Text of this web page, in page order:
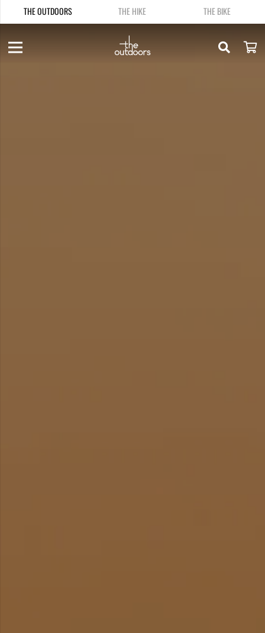
THE OUTDOORS THE HIKE THE BIKE